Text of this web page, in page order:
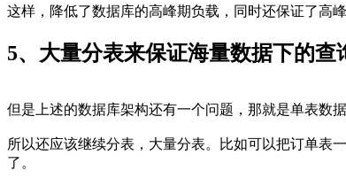
这样，降低了数据库的高峰期负载，同时还保证了高峰
5、大量分表来保证海量数据下的查
但是上述的数据库架构还有一个问题，那就是单表数
所以还应该继续分表，大量分表。比如可以把订单表
了。